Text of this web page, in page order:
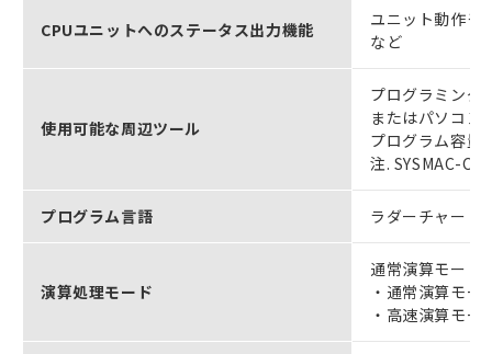
CPUユニットへのステータス出力機能
ユニット動作モ
など
使用可能な周辺ツール
プログラミング
またはパソコン
プログラム容量
注. SYSMAC-
プログラム言語 ラダーチャート
演算処理モード
通常演算モード
・通常演算モ
・高速演算モ